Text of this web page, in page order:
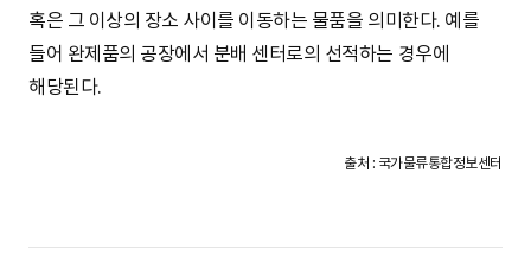
o
혹은 그 이상의 장소 사이를 이동하는 물품을 의미한다. 예를
들어 완제품의 공장에서 분배 센터로의 선적하는 경우에
해당된다.
출처 : 국가물류통합정보센터